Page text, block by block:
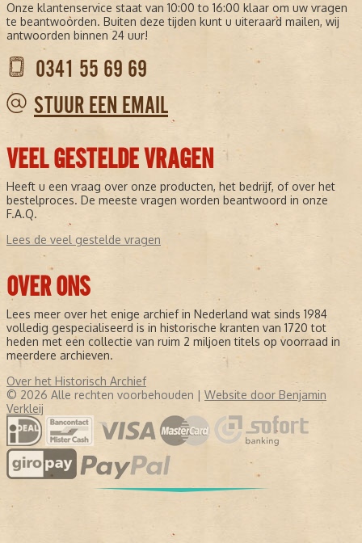
Onze klantenservice staat van 10:00 to 16:00 klaar om uw vragen
te beantwoorden. Buiten deze tijden kunt u uiteraard mailen, wij
antwoorden binnen 24 uur!
0341 55 69 69
STUUR EEN EMAIL
VEEL GESTELDE VRAGEN
Heeft u een vraag over onze producten, het bedrijf, of over het
bestelproces. De meeste vragen worden beantwoord in onze
F.A.Q.
Lees de veel gestelde vragen
OVER ONS
Lees meer over het enige archief in Nederland wat sinds 1984
volledig gespecialiseerd is in historische kranten van 1720 tot
heden met een collectie van ruim 2 miljoen titels op voorraad in
meerdere archieven.
Over het Historisch Archief
© 2026 Alle rechten voorbehouden | Website door Benjamin
Verkleij